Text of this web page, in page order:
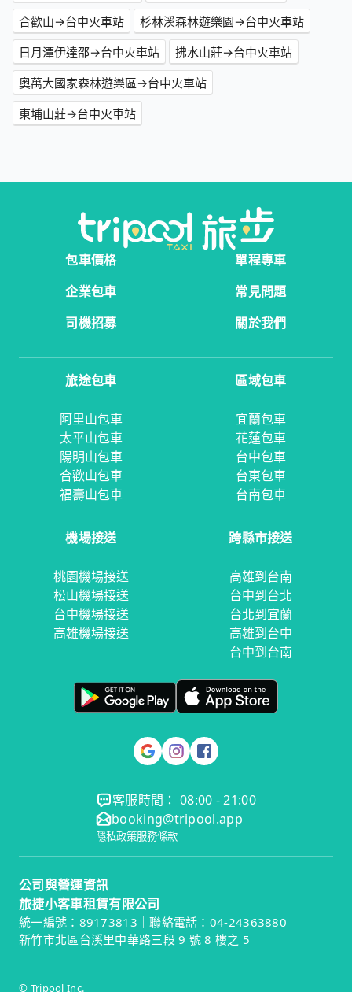
合歡山→台中火車站
杉林溪森林遊樂園→台中火車站
日月潭伊達邵→台中火車站
拂水山莊→台中火車站
奧萬大國家森林遊樂區→台中火車站
東埔山莊→台中火車站
包車價格
單程專車
企業包車
常見問題
司機招募
關於我們
旅途包車
阿里山包車
太平山包車
陽明山包車
合歡山包車
福壽山包車
區域包車
宜蘭包車
花蓮包車
台中包車
台東包車
台南包車
機場接送
桃園機場接送
松山機場接送
台中機場接送
高雄機場接送
跨縣市接送
高雄到台南
台中到台北
台北到宜蘭
高雄到台中
台中到台南
客服時間： 08:00 - 21:00
booking@tripool.app
隱私政策服務條款
公司與營運資訊
旅捷小客車租賃有限公司
統一編號：89173813｜聯絡電話：04-24363880
新竹市北區台溪里中華路三段 9 號 8 樓之 5
© Tripool Inc.